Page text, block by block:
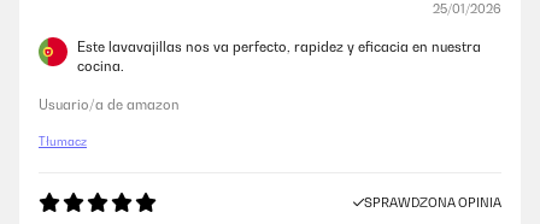
25/01/2026
Este lavavajillas nos va perfecto, rapidez y eficacia en nuestra
cocina.
Usuario/a de amazon
Tłumacz
SPRAWDZONA OPINIA